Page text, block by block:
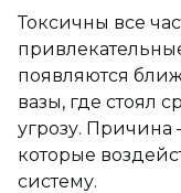
Токсичны все
появляются
вазы, где стоял
угрозу.
которые
систему.